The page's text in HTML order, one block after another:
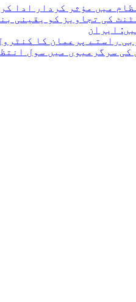
میں مؤثر کردار ادا
کی تجاویز کو یقینی
ایران
راستے پرعمان کا
سرگرمیوں میں سول